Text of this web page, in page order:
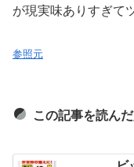
が現実味ありすぎて
参照元
この記事を読ん